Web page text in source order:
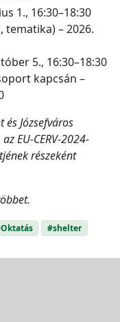
1., 16:30–18:30
– 2026.
5., 16:30–18:30
kapcsán –
és Józsefváros
EU-CERV-2024-
részeként
#shelter